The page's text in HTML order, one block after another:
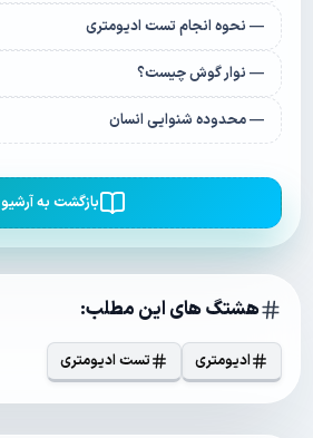
— نحوه انجام تست ادیومتری
— نوار گوش چیست؟
— محدوده شنوایی انسان
بازگشت به آرشیو
هشتگ های این مطلب:
ادیومتری تست ادیومتری